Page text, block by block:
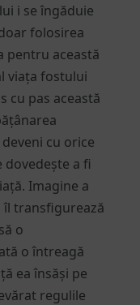
i se îngăduie
folosirea
pentru această
viața fostului
cu pas această
cu orice
dovedește a fi
Imagine a
transfigurează
o
o întreagă
ea însăși pe
regulile